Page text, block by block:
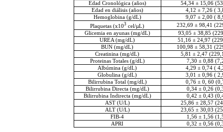
Edad Cronológica (años)
54,34 ± 15,06
Edad en diálisis (años)
4,12 ± 7,26 (
Hemoglobina (g/dL)
9,07 ± 2,00 (
Plaquetas (x103 cel/µL)
232,69 ± 98,41
Glicemia en ayunas (mg/dL)
93,05 ± 38,85
UREA (mg/dL)
51,16 ± 24,97
BUN (mg/dL)
100,98 ± 58,31
Creatinina (mg/dL)
5,81 ± 2,47
Proteinas Totales (g/dL)
7,30 ± 0,88
Albúmina (g/dL)
4,29 ± 0,74 (
Globulina (g/dL)
3,01 ± 0,96 (
Bilirrubina Total (mg/dL)
0,76 ± 0, 60
Bilirrubina Directa (mg/dL)
0,34 ± 0,26
Bilirrubina Indirecta (mg/dL)
0,42 ± 0,43
AST (U/L)
25,86 ± 28,57
ALT (U/L)
23,65 ± 30,03
FIB-4
1,56 ± 1,56
APRI
0,32 ± 0,56